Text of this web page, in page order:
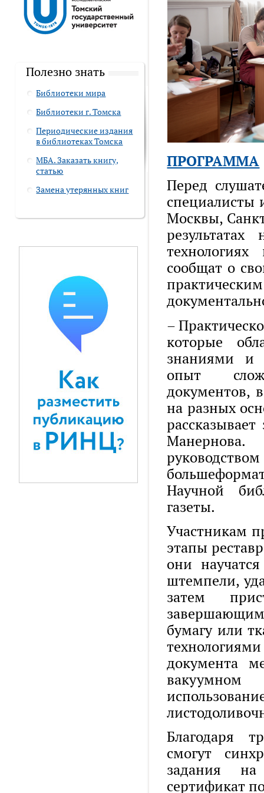
Полезно знать
Библиотеки мира
Библиотеки г. Томска
Периодические издания
в библиотеках Томска
МБА. Заказать книгу,
статью
Замена утерянных книг
ПРОГРАММА
Перед
специалисты
Москвы,
сообщат о
–
которые
знаниями и
опыт
документов,
на разных
Научной
газеты.
Участникам
этапы
они
штемпели,
затем
бумагу или
документа
Благодаря
смогут
задания
сертификат